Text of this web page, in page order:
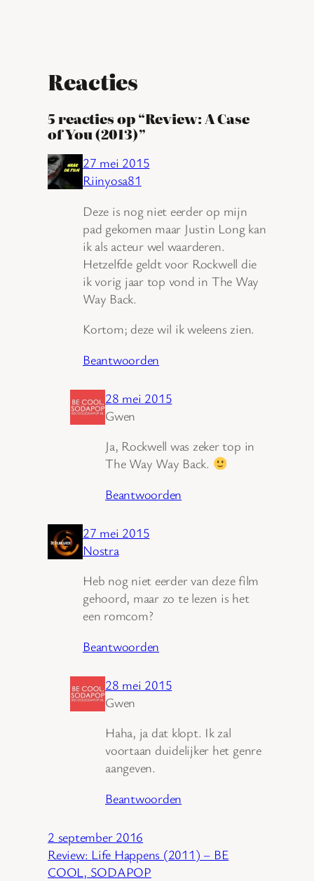
Reacties
5 reacties op “Review: A Case
of You (2013)”
27 mei 2015
Riinyosa81
Deze is nog niet eerder op mijn
pad gekomen maar Justin Long kan
ik als acteur wel waarderen.
Hetzelfde geldt voor Rockwell die
ik vorig jaar top vond in The Way
Way Back.
Kortom; deze wil ik weleens zien.
Beantwoorden
28 mei 2015
Gwen
Ja, Rockwell was zeker top in
The Way Way Back.
Beantwoorden
27 mei 2015
Nostra
Heb nog niet eerder van deze film
gehoord, maar zo te lezen is het
een romcom?
Beantwoorden
28 mei 2015
Gwen
Haha, ja dat klopt. Ik zal
voortaan duidelijker het genre
aangeven.
Beantwoorden
2 september 2016
Review: Life Happens (2011) – BE
COOL, SODAPOP